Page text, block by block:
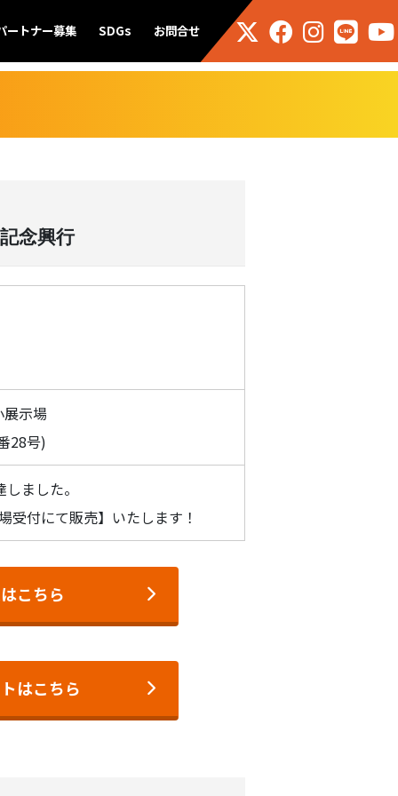
ートナー募集 SDGs お問合せ
念興行
示場
28号)
ました。
受付にて販売】いたします！
こちら
はこちら